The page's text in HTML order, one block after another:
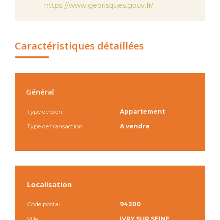
https://www.georisques.gouv.fr/
Caractéristiques détaillées
Général
Type de bien
Appartement
Type de transaction
A vendre
Localisation
Code postal
94200
Ville
IVRY SUR SEINE